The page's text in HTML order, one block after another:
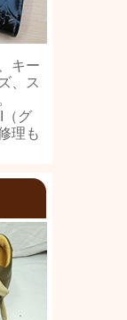
キー
、ス
（グ
理も